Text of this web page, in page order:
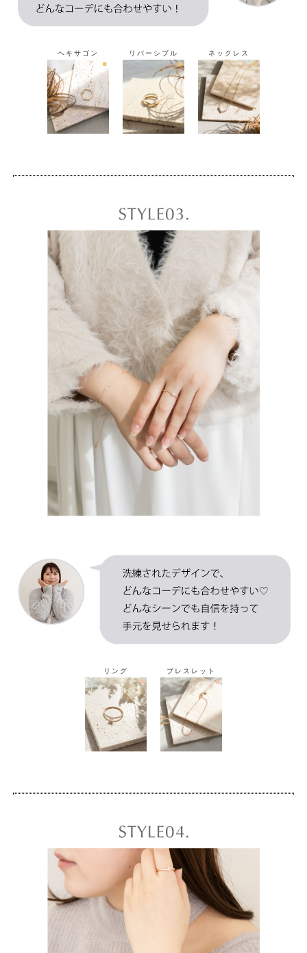
ヘキサゴン リバーシブル ネックレス
リング ブレスレット